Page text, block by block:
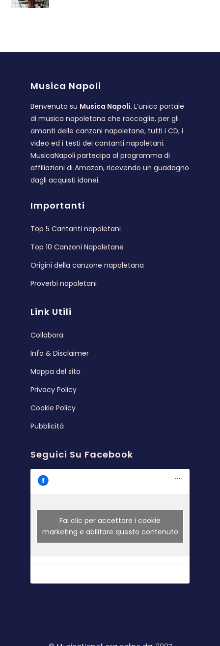
Musica Napoli
Benvenuto su Musica Napoli. L’unico portale
di musica napoletana che raccoglie, per gli
amanti delle canzoni napoletane, tutti i CD, i
video ed i testi dei cantanti napoletani.
MusicaNapoli partecipa al programma di
affiliazioni di Amazon, ricevendo un guadagno
dagli acquisti idonei.
Importanti
Top 5 Cantanti napoletani
Top 10 Canzoni Napoletane
Origini della canzone napoletana
Proverbi napoletani
Link Utili
Collabora
Info & Disclaimer
Mappa del sito
Privacy Policy
Cookie Policy
Pubblicità
Seguici Su Facebook
Fai clic per accettare i cookie
marketing e abilitare questo contenuto